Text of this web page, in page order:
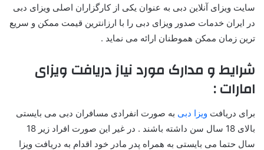
سایت ویزای آنلاین دبی به عنوان یکی از کارگزاران اصلی ویزای دبی
در ایران خدمات صدور ویزای دبی را با ارزانترین قیمت ممکن و سریع
ترین زمان ممکن هموطنان ارائه می نماید .
شرایط و مدارک مورد نیاز دریافت ویزای
امارات :
برای دریافت ویزا دبی به صورت انفرادی مسافران دبی می بایستی
بالای 18 سال سن داشته باشند . در غیر این صورت افراد زیر 18
سال حتما می بایستی به همراه پدر مادر خود اقدام به دریافت ویزا